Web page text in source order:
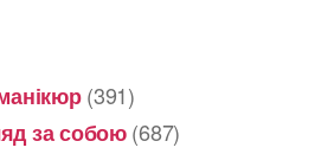
(391)
за собою(687)